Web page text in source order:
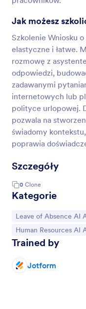
Jak możesz
Szkolenie Wniosku
elastyczne i łatwe.
rozmowę z
odpowiedzi,
zadawanymi
internetowych lub
polityce urlopowej.
pozwala na
świadomy
poprawia
Szczegóły
0 Clone
Kategorie
Go to Category:
Leave of Absence AI
Go to Category:
Human Resources AI
Trained by
Jotform